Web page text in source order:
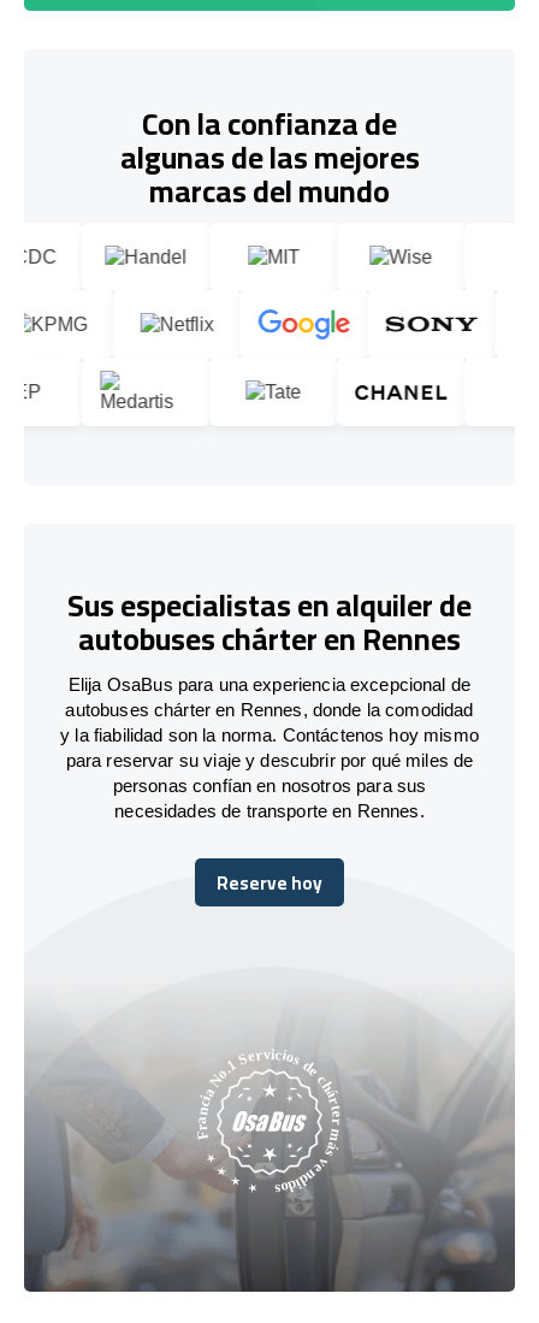
Con la confianza de
algunas de las mejores
marcas del mundo
Sus especialistas en alquiler de
autobuses chárter en Rennes
Elija OsaBus para una experiencia excepcional de
autobuses chárter en Rennes, donde la comodidad
y la fiabilidad son la norma. Contáctenos hoy mismo
para reservar su viaje y descubrir por qué miles de
personas confían en nosotros para sus
necesidades de transporte en Rennes.
Reserve hoy
Reserve hoy